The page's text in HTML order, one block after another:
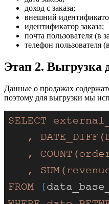
доход с заказа;
внешний
идентификатор заказа;
почта пользователя (в
телефон пользователя
Этап 2. Выгрузка
Данные о продажах
поэтому для выгрузки мы